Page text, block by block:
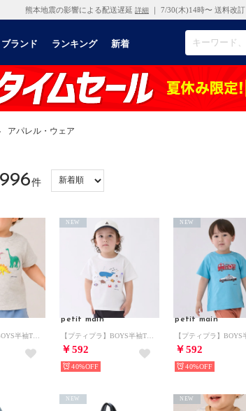
熊本地震の影響による配送遅延 詳細 ｜ 7/30(木)14時〜 送料改訂
ブランド ランキング 新着
アパレル・ウェア
件
petit main
￥592
NEW
40%
petit main
￥592
NEW
40%
NEW NEW